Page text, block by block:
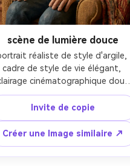
scène de lumière douce
réaliste de style d'argile,
cadre de style de vie élégant,
cinématographique doux,
objectif 85 mm, profondeur de
peu profonde, composition
texture naturelle de la
peau-AR 4:5
Invite de copie
Créer une Image similaire ↗